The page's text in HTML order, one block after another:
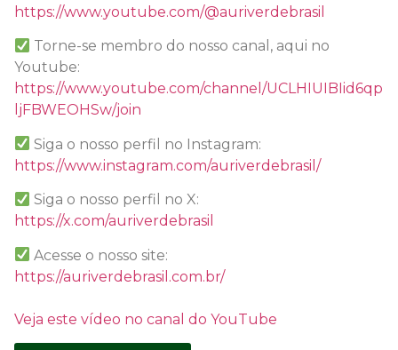
https://www.youtube.com/@auriverdebrasil
Torne-se membro do nosso canal, aqui no
Youtube:
https://www.youtube.com/channel/UCLHIUIBIid6qp
ljFBWEOHSw/join
Siga o nosso perfil no Instagram:
https://www.instagram.com/auriverdebrasil/
Siga o nosso perfil no X:
https://x.com/auriverdebrasil
Acesse o nosso site:
https://auriverdebrasil.com.br/
Veja este vídeo no canal do YouTube